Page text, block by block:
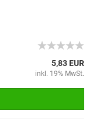
5,83 EUR
inkl. 19% MwSt.